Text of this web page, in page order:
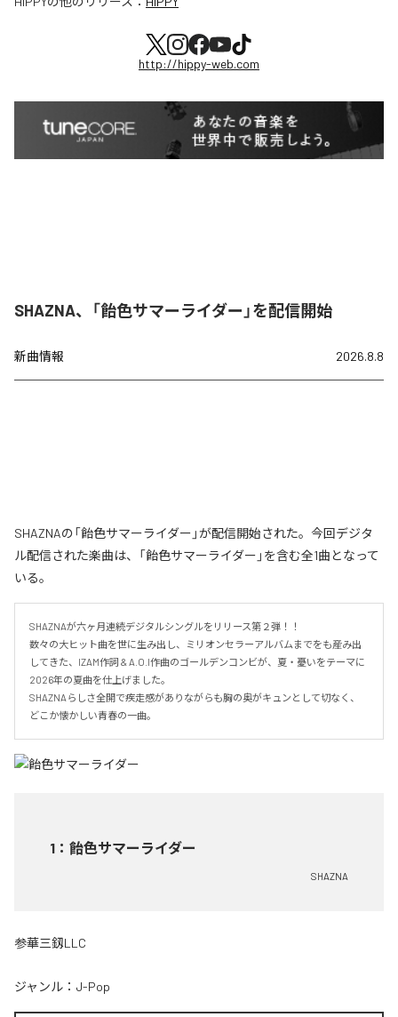
http://hippy-web.com
SHAZNA、「飴色サマーライダー」を配信開始
新曲情報 2026.8.8
SHAZNAの「飴色サマーライダー」が配信開始された。今回デジタ
ル配信された楽曲は、「飴色サマーライダー」を含む全1曲となって
いる。
SHAZNAが六ヶ月連続デジタルシングルをリリース第２弾！！
数々の大ヒット曲を世に生み出し、ミリオンセラーアルバムまでをも産み出
してきた、IZAM作詞 & A.O.I作曲のゴールデンコンビが、夏・憂いをテーマに
2026年の夏曲を仕上げました。
SHAZNAらしさ全開で疾走感がありながらも胸の奥がキュンとして切なく、
どこか懐かしい青春の一曲。
1 ： 飴色サマーライダー
SHAZNA
参華三釼LLC
ジャンル： J-Pop